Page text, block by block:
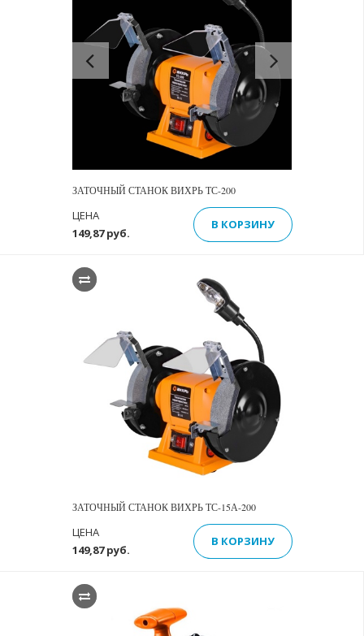
Previous
ЗАТОЧНЫЙ СТАНОК ВИХРЬ ТС-200
149,87 руб.
ЦЕНА
В КОРЗИНУ
ЗАТОЧНЫЙ СТАНОК ВИХРЬ ТС-15А-200
149,87 руб.
ЦЕНА
В КОРЗИНУ